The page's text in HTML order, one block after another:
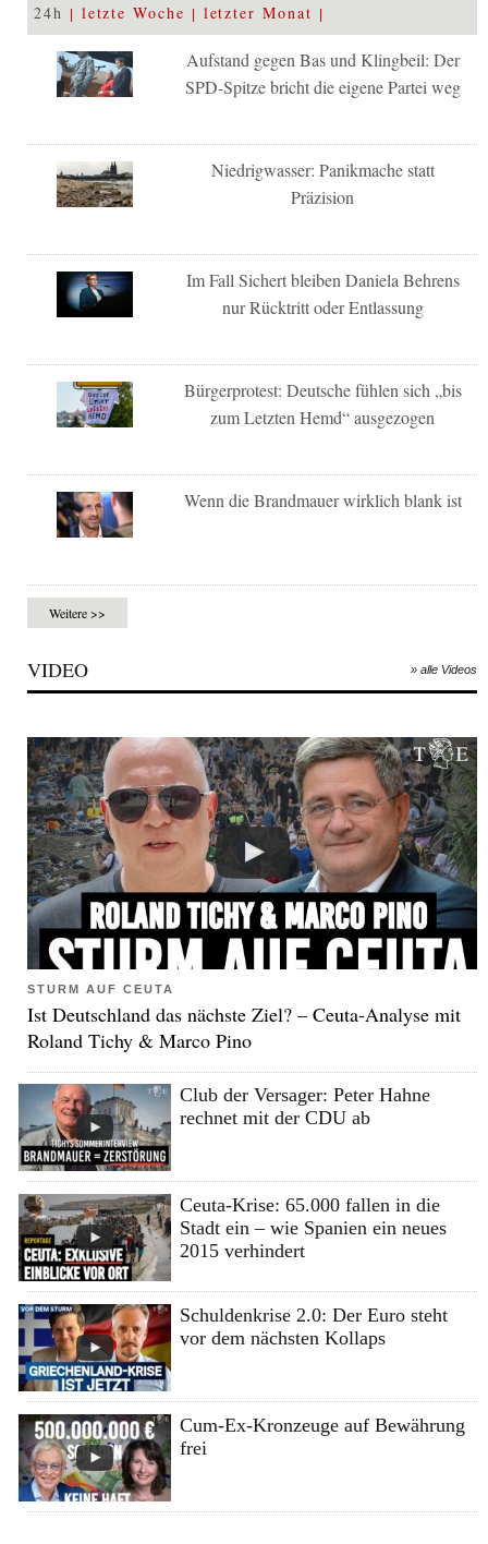
24h letzte Woche letzter Monat
Aufstand gegen Bas und Klingbeil: Der
SPD-Spitze bricht die eigene Partei weg
Niedrigwasser: Panikmache statt
Präzision
Im Fall Sichert bleiben Daniela Behrens
nur Rücktritt oder Entlassung
Bürgerprotest: Deutsche fühlen sich „bis
zum Letzten Hemd“ ausgezogen
Wenn die Brandmauer wirklich blank ist
Weitere >>
VIDEO » alle Videos
STURM AUF CEUTA
Ist Deutschland das nächste Ziel? – Ceuta-Analyse mit
Roland Tichy & Marco Pino
Club der Versager: Peter Hahne
rechnet mit der CDU ab
Ceuta-Krise: 65.000 fallen in die
Stadt ein – wie Spanien ein neues
2015 verhindert
Schuldenkrise 2.0: Der Euro steht
vor dem nächsten Kollaps
Cum-Ex-Kronzeuge auf Bewährung
frei